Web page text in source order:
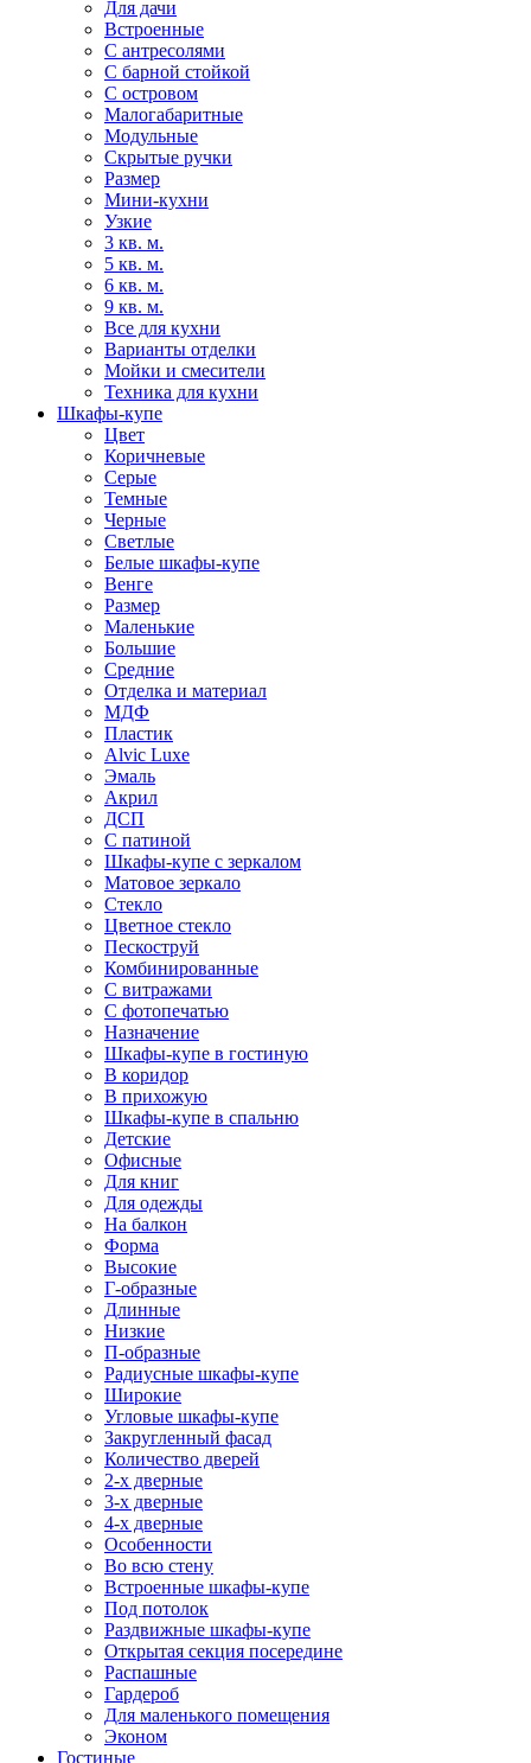
Для дачи
Встроенные
С антресолями
С барной стойкой
С островом
Малогабаритные
Модульные
Скрытые ручки
Размер
Мини-кухни
Узкие
3 кв. м.
5 кв. м.
6 кв. м.
9 кв. м.
Все для кухни
Варианты отделки
Мойки и смесители
Техника для кухни
Шкафы-купе
Цвет
Коричневые
Серые
Темные
Черные
Светлые
Белые шкафы-купе
Венге
Размер
Маленькие
Большие
Средние
Отделка и материал
МДФ
Пластик
Alvic Luxe
Эмаль
Акрил
ДСП
С патиной
Шкафы-купе с зеркалом
Матовое зеркало
Стекло
Цветное стекло
Пескоструй
Комбинированные
С витражами
С фотопечатью
Назначение
Шкафы-купе в гостиную
В коридор
В прихожую
Шкафы-купе в спальню
Детские
Офисные
Для книг
Для одежды
На балкон
Форма
Высокие
Г-образные
Длинные
Низкие
П-образные
Радиусные шкафы-купе
Широкие
Угловые шкафы-купе
Закругленный фасад
Количество дверей
2-х дверные
3-х дверные
4-х дверные
Особенности
Во всю стену
Встроенные шкафы-купе
Под потолок
Раздвижные шкафы-купе
Открытая секция посередине
Распашные
Гардероб
Для маленького помещения
Эконом
Гостиные